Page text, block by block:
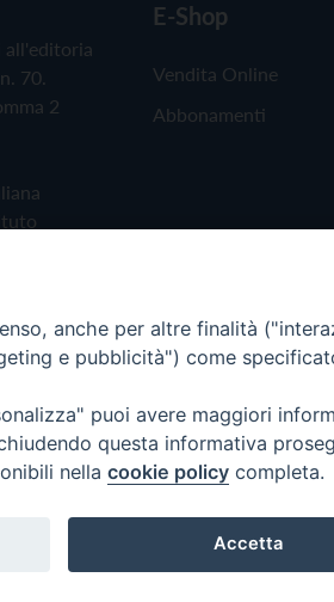
all'editoria
70.
2
E-Shop
Vendita Online
Abbonamenti
anche per altre finalità
e pubblicità") come
puoi avere maggiori
questa informativa
nella cookie policy completa.
Accetta